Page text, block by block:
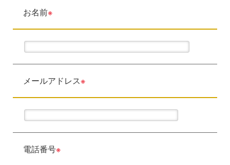
お名前※
メールアドレス※
電話番号※